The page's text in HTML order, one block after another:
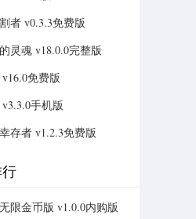
者 v0.3.3免费版
灵魂 v18.0.0完整版
免费版
手机版
存者 v1.2.3免费版
限金币版 v1.0.0内购版